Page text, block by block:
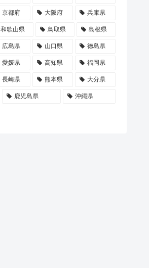
京都府 大阪府 兵庫県
和歌山県 鳥取県 島根県
広島県 山口県 徳島県
愛媛県 高知県 福岡県
長崎県 熊本県 大分県
鹿児島県 沖縄県